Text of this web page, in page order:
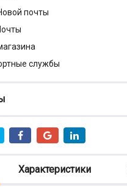
почты
службы
Характеристики